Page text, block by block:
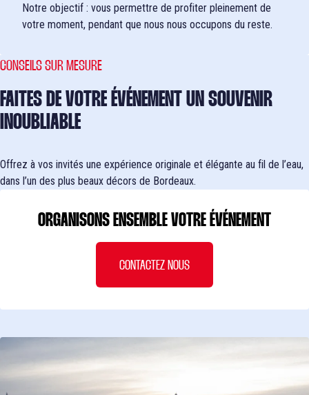
Notre objectif : vous permettre de profiter pleinement de
votre moment, pendant que nous nous occupons du reste.
CONSEILS SUR MESURE
FAITES DE VOTRE ÉVÉNEMENT UN SOUVENIR
INOUBLIABLE
Offrez à vos invités une expérience originale et élégante au fil de l’eau,
dans l’un des plus beaux décors de Bordeaux.
ORGANISONS ENSEMBLE VOTRE ÉVÉNEMENT
CONTACTEZ NOUS